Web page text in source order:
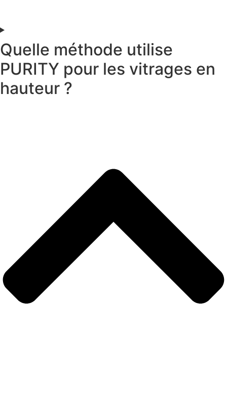
Quelle méthode utilise
PURITY pour les vitrages en
hauteur ?